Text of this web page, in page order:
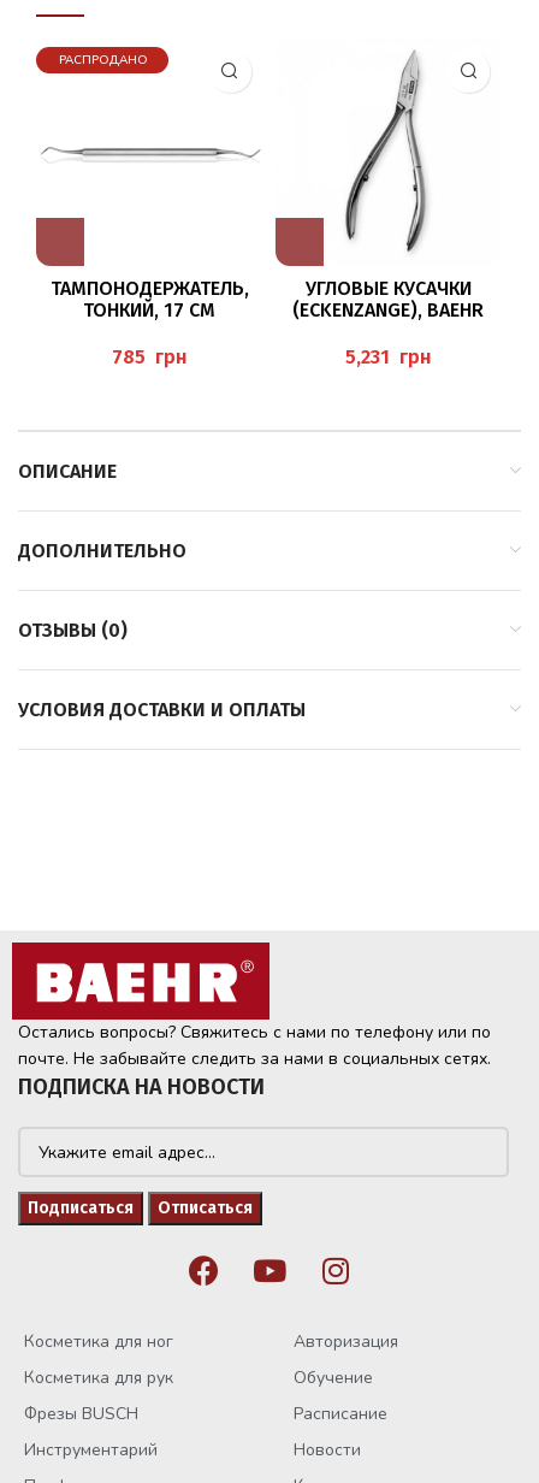
РАСПРОДАНО
ТАМПОНОДЕРЖАТЕЛЬ,
ТОНКИЙ, 17 СМ
грн
УГЛОВЫЕ КУСАЧКИ
(ECKENZANGE), BAEHR
грн
ОПИСАНИЕ
ДОПОЛНИТЕЛЬНО
ОТЗЫВЫ (0)
УСЛОВИЯ ДОСТАВКИ И ОПЛАТЫ
Остались вопросы? Свяжитесь с нами по телефону или по
почте. Не забывайте следить за нами в социальных сетях.
ПОДПИСКА НА НОВОСТИ
Косметика для ног
Косметика для рук
Фрезы BUSCH
Инструментарий
Авторизация
Обучение
Расписание
Новости